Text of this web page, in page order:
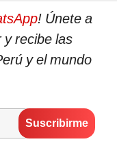
! Únete a
y recibe las
y el mundo